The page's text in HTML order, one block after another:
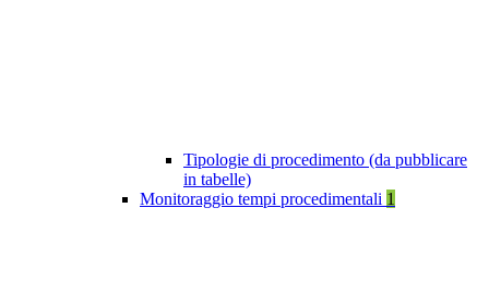
Tipologie di procedimento (da pubblicare
in tabelle)
Monitoraggio tempi procedimentali 1